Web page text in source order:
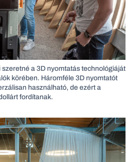
a 3D nyomtatás technológiáját
körében. Háromféle 3D nyomtatót
használható, de ezért a
fordítanak.